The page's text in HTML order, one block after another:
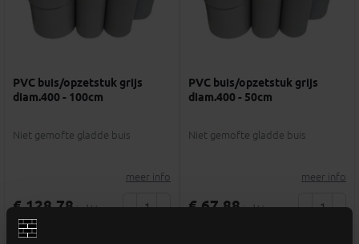
PVC buis/opzetstuk grijs
diam.400 - 100cm
Niet gemofte gladde buis
meer info
€ 128,78 incl.btw - +
PVC buis/opzetstuk grijs
diam.400 - 50cm
Niet gemofte gladde buis
meer info
€ 67,88 incl.btw - +